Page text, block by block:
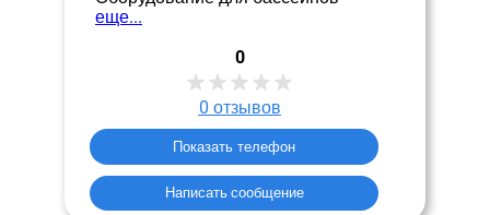
еще...
0
0 отзывов
Показать телефон
Написать сообщение